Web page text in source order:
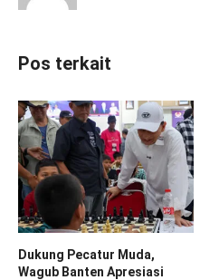
Pos terkait
Dukung Pecatur Muda,
Wagub Banten Apresiasi